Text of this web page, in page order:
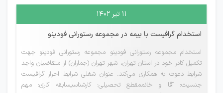
۱۱ تیر ۱۴۰۲
استخدام گرافیست با بیمه در مجموعه رستورانی فودینو
استخدام مجموعه رستورانی فودینو مجموعه رستورانی فودینو جهت
تکمیل کادر خود در استان تهران، شهر تهران (جماران) از متقاضیان واجد
شرایط دعوت به همکاری می‌کند. عنوان شغلی شرایط احراز گرافیست
جنسیت: آقا و خانممقطع تحصیلی: کارشناسیسابقه کاری: مهم